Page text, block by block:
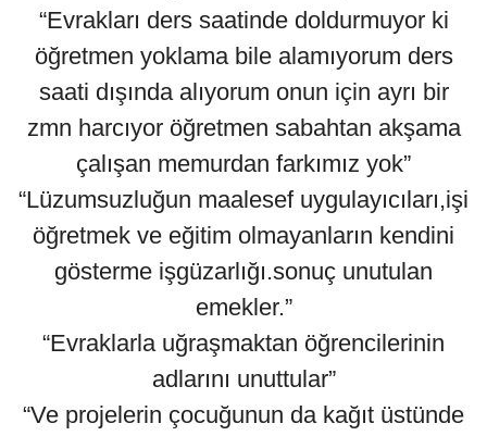
“Evrakları ders saatinde doldurmuyor ki
öğretmen yoklama bile alamıyorum ders
saati dışında alıyorum onun için ayrı bir
zmn harcıyor öğretmen sabahtan akşama
çalışan memurdan farkımız yok”
“Lüzumsuzluğun maalesef uygulayıcıları,işi
öğretmek ve eğitim olmayanların kendini
gösterme işgüzarlığı.sonuç unutulan
emekler.”
“Evraklarla uğraşmaktan öğrencilerinin
adlarını unuttular”
“Ve projelerin çocuğunun da kağıt üstünde